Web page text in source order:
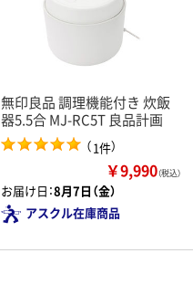
無印良品 調理機能付き 炊飯
器5.5合 MJ-RC5T 良品計画
（1件）
￥9,990（税込）
お届け日：8月7日（金）
アスクル在庫商品